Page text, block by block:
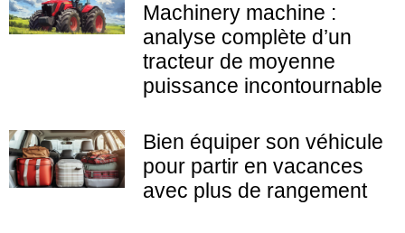
Machinery machine :
analyse complète d’un
tracteur de moyenne
puissance incontournable
Bien équiper son véhicule
pour partir en vacances
avec plus de rangement